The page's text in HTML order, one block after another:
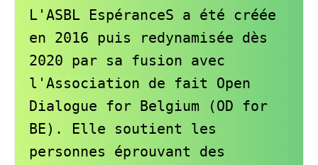
L'ASBL EspéranceS a été créée
en 2016 puis redynamisée dès
2020 par sa fusion avec
l'Association de fait Open
Dialogue for Belgium (OD for
BE). Elle soutient les
personnes éprouvant des